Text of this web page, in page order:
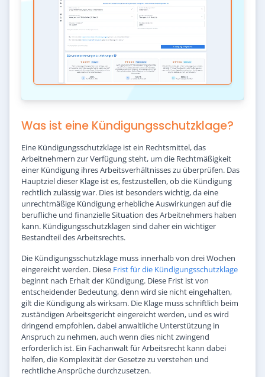
Was ist eine Kündigungsschutzklage?
Eine Kündigungsschutzklage ist ein Rechtsmittel, das
Arbeitnehmern zur Verfügung steht, um die Rechtmäßigkeit
einer Kündigung ihres Arbeitsverhältnisses zu überprüfen. Das
Hauptziel dieser Klage ist es, festzustellen, ob die Kündigung
rechtlich zulässig war. Dies ist besonders wichtig, da eine
unrechtmäßige Kündigung erhebliche Auswirkungen auf die
berufliche und finanzielle Situation des Arbeitnehmers haben
kann. Kündigungsschutzklagen sind daher ein wichtiger
Bestandteil des Arbeitsrechts.
Die Kündigungsschutzklage muss innerhalb von drei Wochen
eingereicht werden. Diese Frist für die Kündigungsschutzklage
beginnt nach Erhalt der Kündigung. Diese Frist ist von
entscheidender Bedeutung, denn wird sie nicht eingehalten,
gilt die Kündigung als wirksam. Die Klage muss schriftlich beim
zuständigen Arbeitsgericht eingereicht werden, und es wird
dringend empfohlen, dabei anwaltliche Unterstützung in
Anspruch zu nehmen, auch wenn dies nicht zwingend
erforderlich ist. Ein Fachanwalt für Arbeitsrecht kann dabei
helfen, die Komplexität der Gesetze zu verstehen und
rechtliche Ansprüche durchzusetzen.